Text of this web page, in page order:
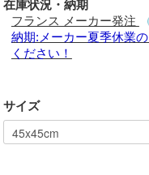
在庫状況・納期
フランス メーカー発注
納期:メーカー夏季休業
ください！
サイズ